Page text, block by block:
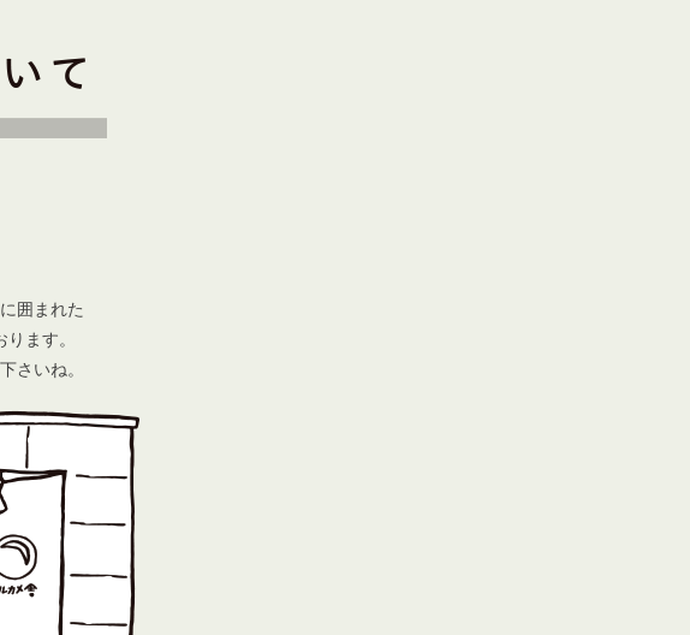
囲まれた
ます。
さいね。